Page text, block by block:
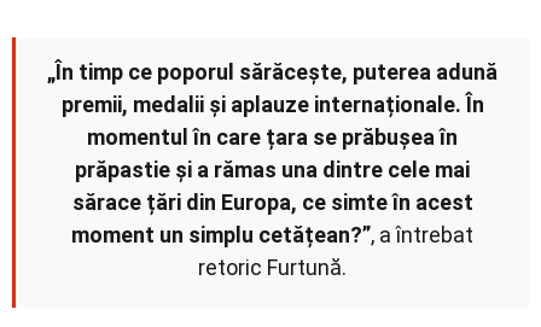
„În timp ce poporul sărăcește, puterea adună
premii, medalii și aplauze internaționale. În
momentul în care țara se prăbușea în
prăpastie și a rămas una dintre cele mai
sărace țări din Europa, ce simte în acest
moment un simplu cetățean?”, a întrebat
retoric Furtună.